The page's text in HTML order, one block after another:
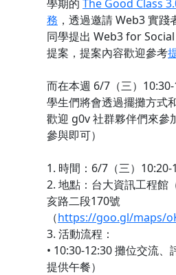
學期的 The Good Class
務 ，透過邀請 Web3 實
同學提出 Web3 for
提案，提案內容歡迎參考
而在本週 6/7（三）
學生們將會透過擺攤方式
歡迎 g0v 社群夥伴們來參
參與即可）
1. 時間：6/7（三）10:20-
2. 地點：台大資訊工程館
亥路二段170號
（https://goo.gl/maps/
3. 活動流程：
• 10:30-12:30 攤位交流
提供午餐）